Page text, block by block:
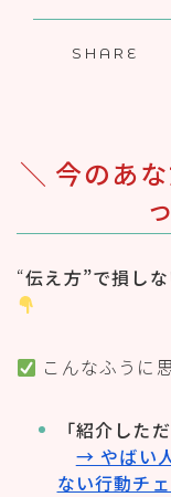
SHARE
＼ 今のあ
“伝え方”で損し
こんなふうに
「紹介した
→ やばい
ない行動チ